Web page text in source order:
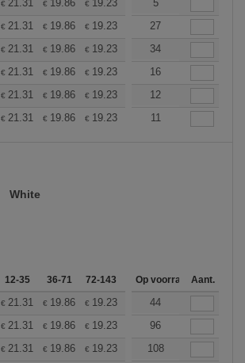
€ 21.31 € 19.86 € 19.23 18.27
5
€ 21.31 € 19.86 € 19.23 18.27
27
€ 21.31 € 19.86 € 19.23 18.27
34
€ 21.31 € 19.86 € 19.23 18.27
16
€ 21.31 € 19.86 € 19.23 18.27
12
€ 21.31 € 19.86 € 19.23 18.27
11
White
12-35 36-71 72-143 144-287 288 + Meer
Op voorraadAant.
€ 21.31 € 19.86 € 19.23 18.27
44
€ 21.31 € 19.86 € 19.23 18.27
96
€ 21.31 € 19.86 € 19.23 18.27
108